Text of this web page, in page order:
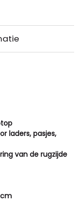
laders, pasjes,
van de rugzijde
cm